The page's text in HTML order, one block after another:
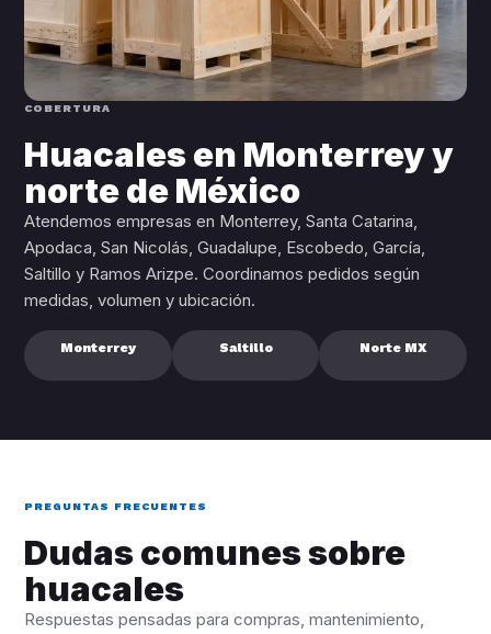
COBERTURA
Huacales en Monterrey y
norte de México
Atendemos empresas en Monterrey, Santa Catarina,
Apodaca, San Nicolás, Guadalupe, Escobedo, García,
Saltillo y Ramos Arizpe. Coordinamos pedidos según
medidas, volumen y ubicación.
Monterrey Saltillo Norte MX
PREGUNTAS FRECUENTES
Dudas comunes sobre
huacales
Respuestas pensadas para compras, mantenimiento,